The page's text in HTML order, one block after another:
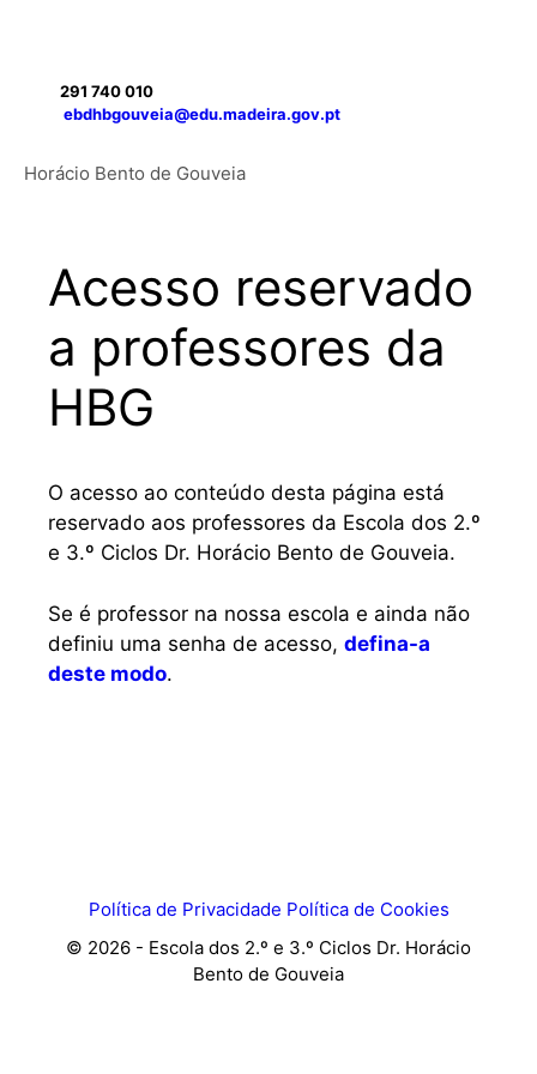
291 740 010
ebdhbgouveia@edu.madeira.gov.pt
Horácio Bento de Gouveia
Acesso reservado
a professores da
HBG
O acesso ao conteúdo desta página está
reservado aos professores da Escola dos 2.º
e 3.º Ciclos Dr. Horácio Bento de Gouveia.
Se é professor na nossa escola e ainda não
definiu uma senha de acesso, defina-a
deste modo.
Política de Privacidade Política de Cookies
© 2026 - Escola dos 2.º e 3.º Ciclos Dr. Horácio
Bento de Gouveia